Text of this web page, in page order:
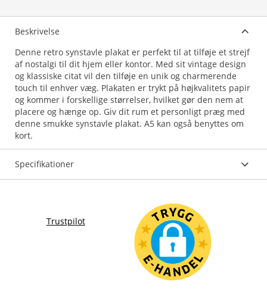
Beskrivelse
Denne retro synstavle plakat er perfekt til at tilføje et strejf
af nostalgi til dit hjem eller kontor. Med sit vintage design
og klassiske citat vil den tilføje en unik og charmerende
touch til enhver væg. Plakaten er trykt på højkvalitets papir
og kommer i forskellige størrelser, hvilket gør den nem at
placere og hænge op. Giv dit rum et personligt præg med
denne smukke synstavle plakat. A5 kan også benyttes om
kort.
Specifikationer
Trustpilot